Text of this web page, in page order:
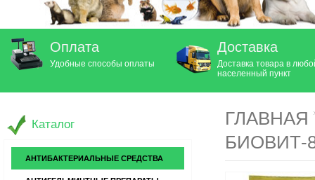
Оплата
Удобные способы оплаты
Доставка
Доставка товара в
населенный пункт
ГЛАВНАЯ
БИОВИТ-
Каталог
АНТИБАКТЕРИАЛЬНЫЕ СРЕДСТВА